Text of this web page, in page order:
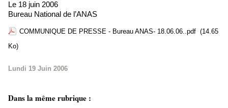
Le 18 juin 2006
Bureau National de l’ANAS
COMMUNIQUE DE PRESSE - Bureau ANAS- 18.06.06..pdf (14.65
Ko)
Lundi 19 Juin 2006
Dans la même rubrique :